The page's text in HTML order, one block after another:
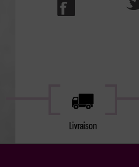
Livraison